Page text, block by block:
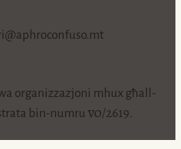
organizzazjoni mhux għall-
bin-numru vo/2619.